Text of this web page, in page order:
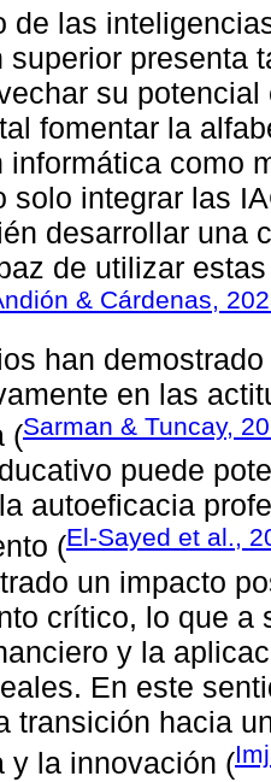
de las
superior presenta
su
fomentar la
informática como
solo integrar las
desarrollar una
de utilizar
& Cárdenas,
han
en las
(Sarman & Tuncay,
puede
autoeficacia
(El-Sayed et al.,
un impacto
crítico, lo que a
y la
En este
transición hacia
y la innovación (